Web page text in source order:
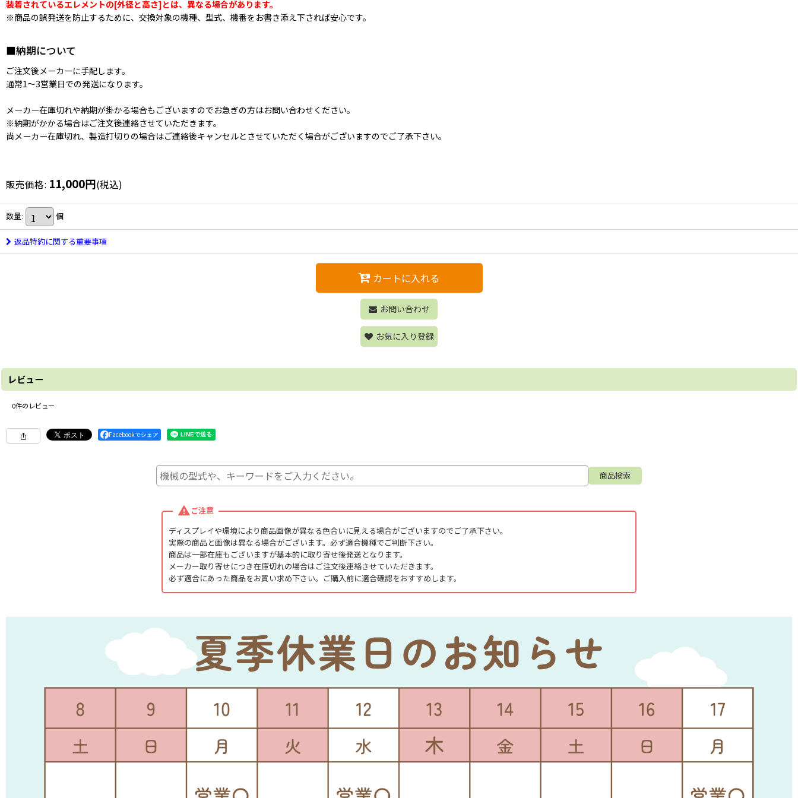
装着されているエレメントの[外径と高さ]とは、異なる場合があります。
※商品の誤発送を防止するために、交換対象の機種、型式、機番をお書き添え下されば安心です。
■納期について
ご注文後メーカーに手配します。
通常1〜3営業日での発送になります。
メーカー在庫切れや納期が掛かる場合もございますのでお急ぎの方はお問い合わせください。
※納期がかかる場合はご注文後連絡させていただきます。
尚メーカー在庫切れ、製造打切りの場合はご連絡後キャンセルとさせていただく場合がございますのでご了承下さい。
販売価格: 11,000円(税込)
数量: 個
返品特約に関する重要事項
カートに入れる
お問い合わせ
お気に入り登録
レビュー
0件のレビュー
Facebookでシェア
ご注意
ディスプレイや環境により商品画像が異なる色合いに見える場合がございますのでご了承下さい。
実際の商品と画像は異なる場合がございます。必ず適合機種でご判断下さい。
商品は一部在庫もございますが基本的に取り寄せ後発送となります。
メーカー取り寄せにつき在庫切れの場合はご注文後連絡させていただきます。
必ず適合にあった商品をお買い求め下さい。ご購入前に適合確認をおすすめします。